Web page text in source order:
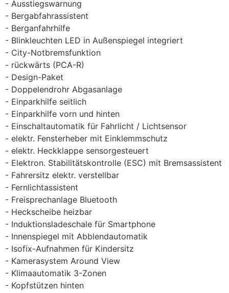
Ausstiegswarnung
Bergabfahrassistent
Berganfahrhilfe
Blinkleuchten LED in Außenspiegel integriert
City-Notbremsfunktion
rückwärts (PCA-R)
Design-Paket
Doppelendrohr Abgasanlage
Einparkhilfe seitlich
Einparkhilfe vorn und hinten
Einschaltautomatik für Fahrlicht / Lichtsensor
elektr. Fensterheber mit Einklemmschutz
elektr. Heckklappe sensorgesteuert
Elektron. Stabilitätskontrolle (ESC) mit Bremsassistent
Fahrersitz elektr. verstellbar
Fernlichtassistent
Freisprechanlage Bluetooth
Heckscheibe heizbar
Induktionsladeschale für Smartphone
Innenspiegel mit Abblendautomatik
Isofix-Aufnahmen für Kindersitz
Kamerasystem Around View
Klimaautomatik 3-Zonen
Kopfstützen hinten